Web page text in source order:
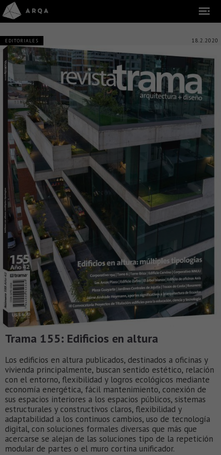
EDITORIALES 18.2.2020
Trama 155: Edificios en altura
Los edificios en altura publicados, destinados a oficinas y
vivienda principalmente, buscan sentido estético, relación
con el entorno, flexibilidad y logros ecológicos mediante
economía energética, fácil mantenimiento, conexión de
sus espacios interiores a los espacios públicos, sistemas
estructurales y constructivos claros, flexibilidad y
adaptabilidad a los continuos cambios, uso de tecnología
digital, con soluciones formales diversas que más que
acercarse se alejan de las soluciones tipo de la repetición
modular de partes o el muro cortina unificador.